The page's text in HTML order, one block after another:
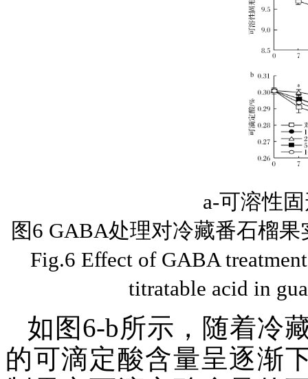
a-可溶性
图6 GABA处理对冷藏番石榴
Fig.6 Effect of GABA
titratable acid in
如图6-b所示，随着冷
的可滴定酸含量呈逐渐